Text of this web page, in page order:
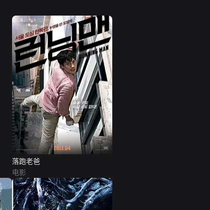
落跑老爸
电影